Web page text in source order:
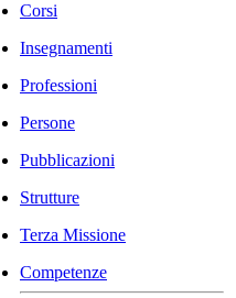
Corsi
Insegnamenti
Professioni
Persone
Pubblicazioni
Strutture
Terza Missione
Competenze